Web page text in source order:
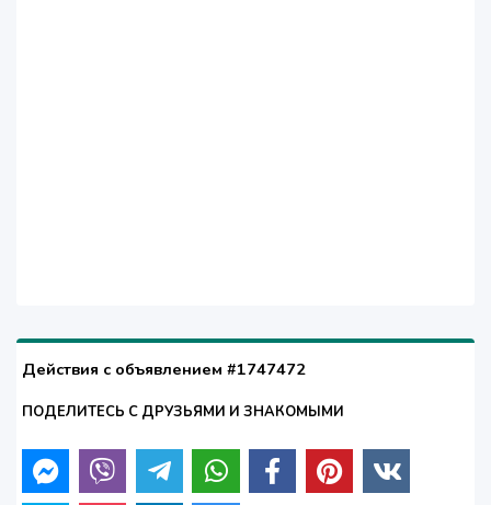
Действия с объявлением #1747472
ПОДЕЛИТЕСЬ С ДРУЗЬЯМИ И ЗНАКОМЫМИ